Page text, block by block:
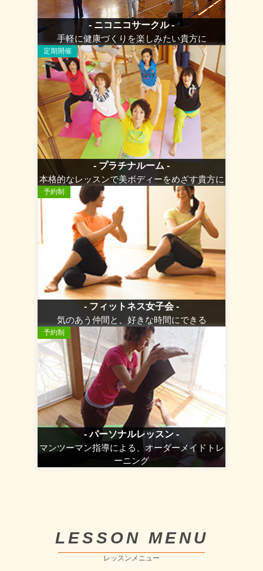
- ニコニコサークル -
手軽に健康づくりを楽しみたい貴方に
定期開催
- プラチナルーム -
本格的なレッスンで美ボディーをめざす貴方に
予約制
- フィットネス女子会 -
気のあう仲間と、好きな時間にできる
予約制
- パーソナルレッスン -
マンツーマン指導による、オーダーメイドトレ
ーニング
LESSON MENU
レッスンメニュー